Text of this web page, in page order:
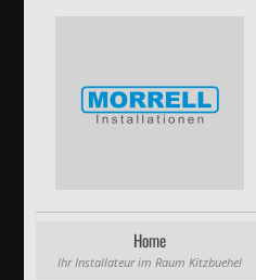
Home
Ihr Installateur im Raum Kitzbuehel